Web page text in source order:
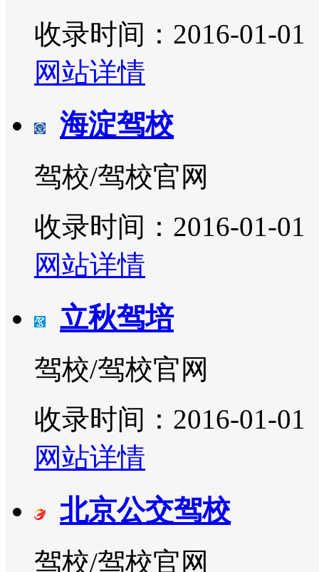
收录时间：2016-01-01
网站详情
海淀驾校
驾校/驾校官网
收录时间：2016-01-01
网站详情
立秋驾培
驾校/驾校官网
收录时间：2016-01-01
网站详情
北京公交驾校
驾校/驾校官网